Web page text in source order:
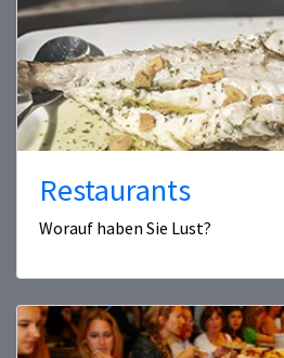
Restaurants
Worauf haben Sie Lust?